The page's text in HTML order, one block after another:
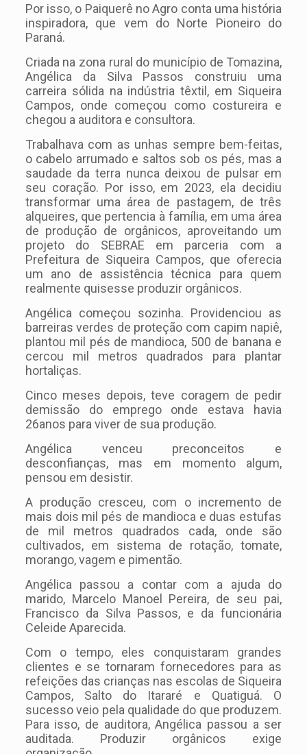
Por isso, o Paiquerê no Agro conta uma história
inspiradora, que vem do Norte Pioneiro do
Paraná.
Criada na zona rural do município de Tomazina,
Angélica da Silva Passos construiu uma
carreira sólida na indústria têxtil, em Siqueira
Campos, onde começou como costureira e
chegou a auditora e consultora.
Trabalhava com as unhas sempre bem-feitas,
o cabelo arrumado e saltos sob os pés, mas a
saudade da terra nunca deixou de pulsar em
seu coração. Por isso, em 2023, ela decidiu
transformar uma área de pastagem, de três
alqueires, que pertencia à família, em uma área
de produção de orgânicos, aproveitando um
projeto do SEBRAE em parceria com a
Prefeitura de Siqueira Campos, que oferecia
um ano de assistência técnica para quem
realmente quisesse produzir orgânicos.
Angélica começou sozinha. Providenciou as
barreiras verdes de proteção com capim napiê,
plantou mil pés de mandioca, 500 de banana e
cercou mil metros quadrados para plantar
hortaliças.
Cinco meses depois, teve coragem de pedir
demissão do emprego onde estava havia
26anos para viver de sua produção.
Angélica venceu preconceitos e
desconfianças, mas em momento algum,
pensou em desistir.
A produção cresceu, com o incremento de
mais dois mil pés de mandioca e duas estufas
de mil metros quadrados cada, onde são
cultivados, em sistema de rotação, tomate,
morango, vagem e pimentão.
Angélica passou a contar com a ajuda do
marido, Marcelo Manoel Pereira, de seu pai,
Francisco da Silva Passos, e da funcionária
Celeide Aparecida.
Com o tempo, eles conquistaram grandes
clientes e se tornaram fornecedores para as
refeições das crianças nas escolas de Siqueira
Campos, Salto do Itararé e Quatiguá. O
sucesso veio pela qualidade do que produzem.
Para isso, de auditora, Angélica passou a ser
auditada. Produzir orgânicos exige